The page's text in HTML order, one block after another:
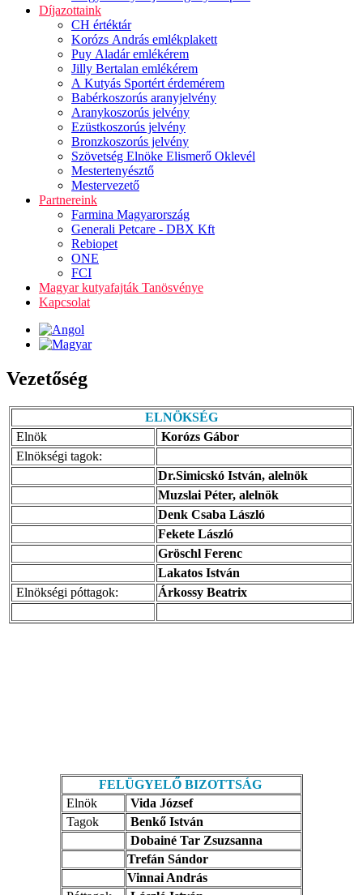
Díjazottaink
CH értéktár
Korózs András emlékplakett
Puy Aladár emlékérem
Jilly Bertalan emlékérem
A Kutyás Sportért érdemérem
Babérkoszorús aranyjelvény
Aranykoszorús jelvény
Ezüstkoszorús jelvény
Bronzkoszorús jelvény
Szövetség Elnöke Elismerő Oklevél
Mestertenyésztő
Mestervezető
Partnereink
Farmina Magyarország
Generali Petcare - DBX Kft
Rebiopet
ONE
FCI
Magyar kutyafajták Tanösvénye
Kapcsolat
Vezetőség
ELNÖKSÉG
Elnök
Korózs Gábor
Elnökségi tagok:
Dr.Simicskó István, alelnök
Muzslai Péter, alelnök
Denk Csaba László
Fekete László
Gröschl Ferenc
Lakatos István
Elnökségi póttagok:
Árkossy Beatrix
FELÜGYELŐ BIZOTTSÁG
Elnök
Vida József
Tagok
Benkő István
Dobainé Tar Zsuzsanna
Trefán Sándor
Vinnai András